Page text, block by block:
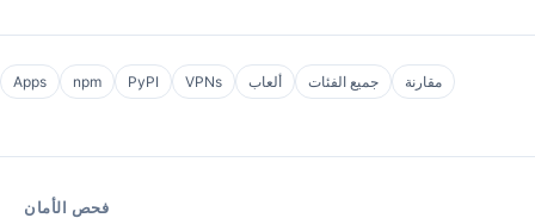
Apps npm PyPI VPNs ألعاب جميع الفئات مقارنة
فحص الأمان